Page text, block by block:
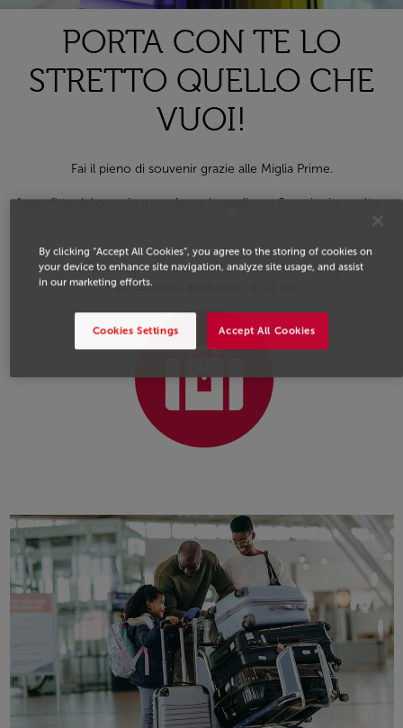
PORTA CON TE LO
STRETTO QUELLO CHE
VUOI!
Fai il pieno di souvenir grazie alle Miglia Prime.
Approfitta del premio eccedenza bagagli con 2 opzioni a scelta:
Un’eccedenza sul peso del bagaglio fino a 9 kg.
Un bagaglio aggiuntivo di 23 kg.
By clicking “Accept All Cookies”, you agree to the storing of cookies on
your device to enhance site navigation, analyze site usage, and assist
in our marketing efforts.
Accept All Cookies
Cookies Settings